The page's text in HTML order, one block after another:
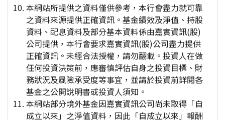
本網站所提供之資料僅供參考，本行會盡力就可靠
之資料來源提供正確資訊。基金績效及淨值、持股
資料、配息資料及部分基本資料係由嘉實資訊(股)
公司提供，本行會要求嘉實資訊(股)公司盡力提供
正確資訊。未經合法授權，請勿翻載。投資人在做
任何投資決策前，應審慎評估自身之投資目標、財
務狀況及風險承受度等事宜，並請於投資前詳閱各
基金之公開說明書或投資人須知。
本網站部分境外基金因嘉實資訊公司尚未取得「自
成立以來」之淨值資料，因此「自成立以來」報酬